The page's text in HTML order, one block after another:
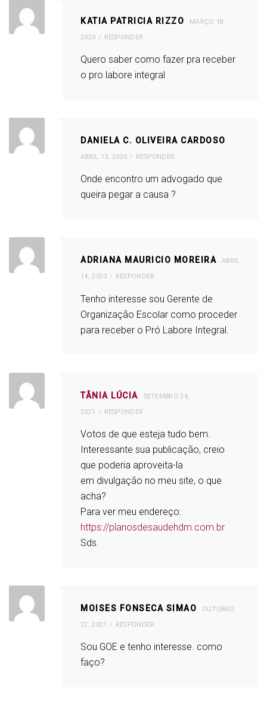
KATIA PATRICIA RIZZO
MARÇO 18,
2020
RESPONDER
Quero saber como fazer pra receber
o pro labore integral
DANIELA C. OLIVEIRA CARDOSO
ABRIL 13, 2020 RESPONDER
Onde encontro um advogado que
queira pegar a causa ?
ADRIANA MAURICIO MOREIRA
ABRIL
14, 2020
RESPONDER
Tenho interesse sou Gerente de
Organização Escolar como proceder
para receber o Pró Labore Integral.
TÃNIA LÚCIA
SETEMBRO 24,
2021
RESPONDER
Votos de que esteja tudo bem.
Interessante sua publicação, creio
que poderia aproveita-la
em divulgação no meu site, o que
acha?
Para ver meu endereço:
https://planosdesaudehdm.com.br
Sds.
MOISES FONSECA SIMAO
OUTUBRO
22, 2021
RESPONDER
Sou GOE e tenho interesse. como
faço?